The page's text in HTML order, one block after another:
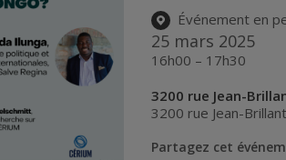
Événement en
25 mars 2025
16h00 – 17h30
3200 rue Jean-
3200 rue Jean-
Partagez cet